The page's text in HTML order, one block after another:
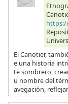
El Canotier,
e una historia
te sombrero,
u nombre del
avegación,